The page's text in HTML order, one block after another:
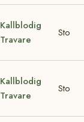
Kallblodig
Travare
Sto
Kallblodig
Travare
Sto